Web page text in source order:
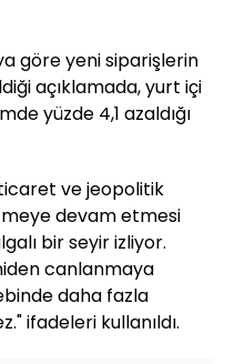
göre yeni siparişlerin
açıklamada, yurt içi
yüzde 4,1 azaldığı
ve jeopolitik
devam etmesi
bir seyir izliyor.
canlanmaya
daha fazla
ifadeleri kullanıldı.